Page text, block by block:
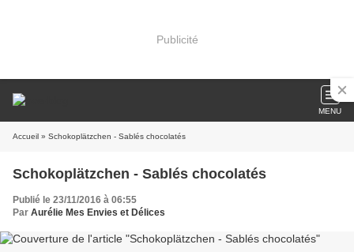
Publicité
MENU
Accueil » Schokoplätzchen - Sablés chocolatés
Schokoplätzchen - Sablés chocolatés
Publié le 23/11/2016 à 06:55
Par Aurélie Mes Envies et Délices